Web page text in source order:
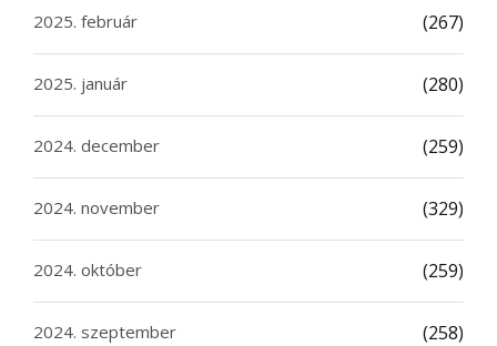
2025. február (267)
2025. január (280)
2024. december (259)
2024. november (329)
2024. október (259)
2024. szeptember (258)